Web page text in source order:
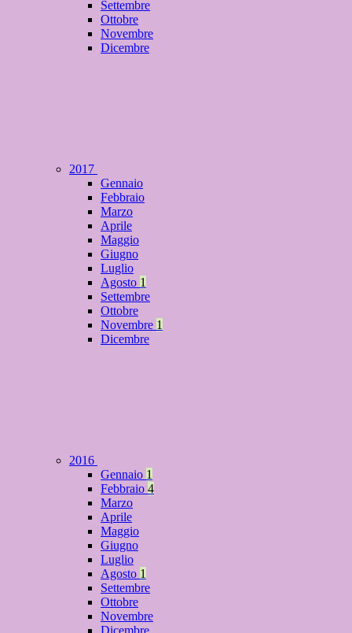
Settembre
Ottobre
Novembre
Dicembre
2017
Gennaio
Febbraio
Marzo
Aprile
Maggio
Giugno
Luglio
Agosto 1
Settembre
Ottobre
Novembre 1
Dicembre
2016
Gennaio 1
Febbraio 4
Marzo
Aprile
Maggio
Giugno
Luglio
Agosto 1
Settembre
Ottobre
Novembre